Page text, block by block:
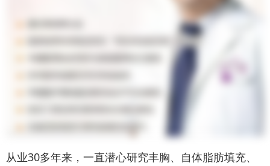
从业30多年来，一直潜心研究丰胸、自体脂肪填充、